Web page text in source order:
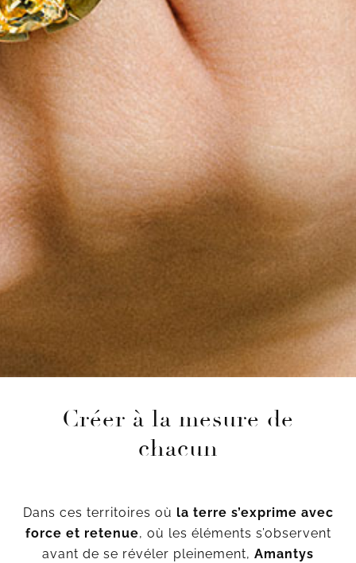
Créer à la mesure de
chacun
Dans ces territoires où la terre s’exprime avec
force et retenue, où les éléments s’observent
avant de se révéler pleinement, Amantys